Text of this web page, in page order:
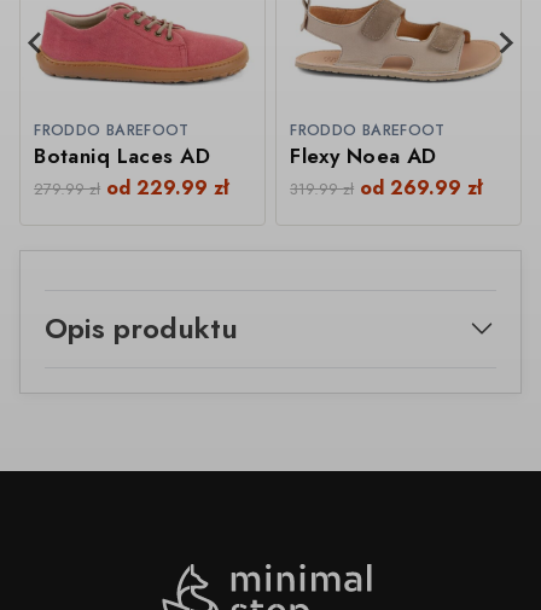
FRODDO BAREFOOT
Botaniq Laces AD
279.99zł od229.99zł
FRODDO BAREFOOT
Flexy Noea AD
319.99zł od269.99zł
Opis produktu